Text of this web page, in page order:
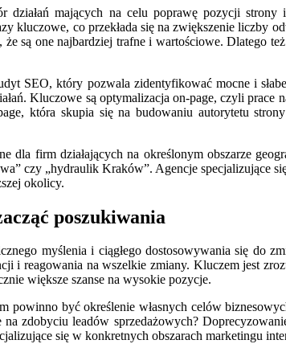
mających na celu poprawę pozycji
kluczowe, co przekłada się na zwiększenie liczby
one najbardziej trafne i wartościowe. Dlatego
SEO, który pozwala zidentyfikować mocne i
Kluczowe są optymalizacja on-page, czyli prace
która skupia się na budowaniu autorytetu
dla firm działających na określonym obszarze
czy „hydraulik Kraków”. Agencje specjalizujące
okolicy.
poszukiwania
myślenia i ciągłego dostosowywania się do
i reagowania na wszelkie zmiany. Kluczem jest
większe szanse na wysokie pozycje.
być określenie własnych celów
zdobyciu leadów sprzedażowych?
się w konkretnych obszarach marketingu